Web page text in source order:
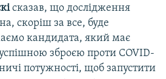
сказав, що дослідження
скоріш за все, буде
кандидата, який має
зброєю проти COVID-
потужності, щоб запустити